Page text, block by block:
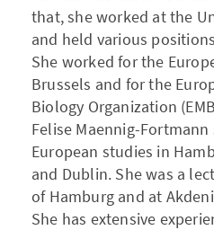
that, she worked at the
and held various
She worked for the
Brussels and for the
Biology Organization
Felise Maennig-
European studies in
and Dublin. She was a
of Hamburg and at
She has extensive